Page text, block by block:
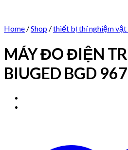
Home /Shop /thiết bị thí nghiệm
MÁY ĐO ĐIỆN
BIUGED BGD 967